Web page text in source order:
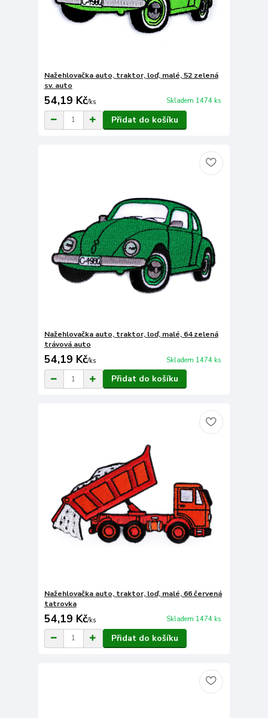
Nažehlovačka auto, traktor, loď, malé, 52 zelená
sv. auto
54,19 Kč/ks Skladem 1474 ks
Přidat do košíku
Nažehlovačka auto, traktor, loď, malé, 64 zelená
trávová auto
54,19 Kč/ks Skladem 1474 ks
Přidat do košíku
Nažehlovačka auto, traktor, loď, malé, 66 červená
tatrovka
54,19 Kč/ks Skladem 1474 ks
Přidat do košíku